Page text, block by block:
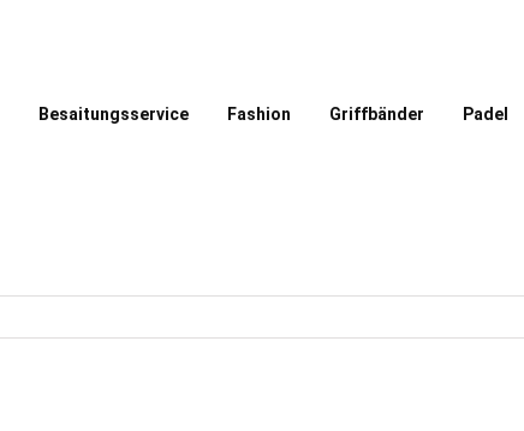
Besaitungsservice Fashion Griffbänder Padel